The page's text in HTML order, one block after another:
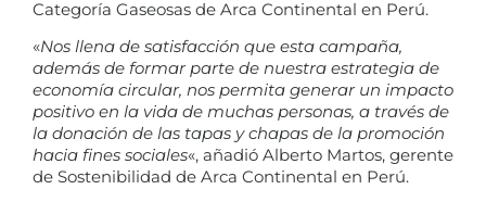
Categoría Gaseosas de Arca Continental en Perú.
«Nos llena de satisfacción que esta campaña,
además de formar parte de nuestra estrategia de
economía circular, nos permita generar un impacto
positivo en la vida de muchas personas, a través de
la donación de las tapas y chapas de la promoción
hacia fines sociales«, añadió Alberto Martos, gerente
de Sostenibilidad de Arca Continental en Perú.